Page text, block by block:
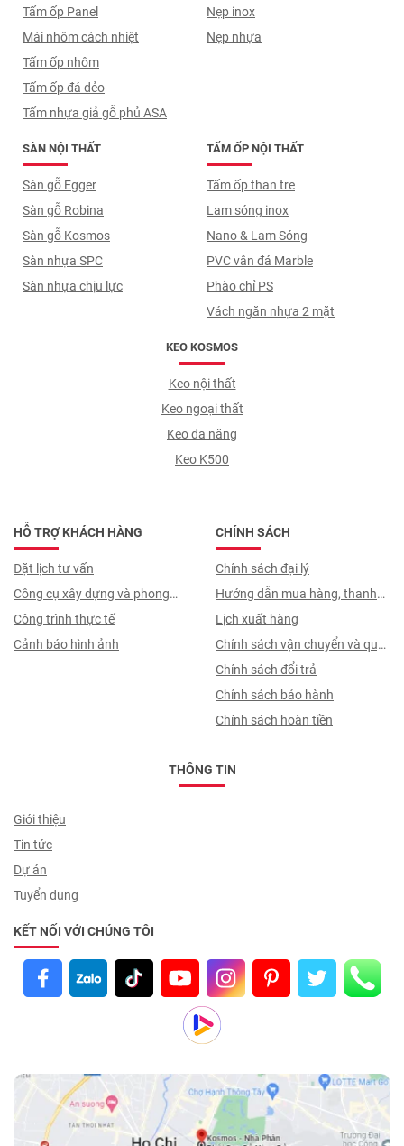
Tấm ốp Panel
Mái nhôm cách nhiệt
Tấm ốp nhôm
Tấm ốp đá dẻo
Tấm nhựa giả gỗ phủ ASA
TẤM ỐP NỘI THẤT
Tấm ốp than tre
Lam sóng inox
Nano & Lam Sóng
PVC vân đá Marble
Phào chỉ PS
Vách ngăn nhựa 2 mặt
SÀN NỘI THẤT
Sàn gỗ Egger
Sàn gỗ Robina
Sàn gỗ Kosmos
Sàn nhựa SPC
Sàn nhựa chịu lực
Nẹp inox
Nẹp nhựa
KEO KOSMOS
Keo nội thất
Keo ngoại thất
Keo đa năng
Keo K500
HỖ TRỢ KHÁCH HÀNG
Đặt lịch tư vấn
Công cụ xây dựng và phong
thuỷ
Công trình thực tế
Cảnh báo hình ảnh
CHÍNH SÁCH
Chính sách đại lý
Hướng dẫn mua hàng, thanh
toán, quy trình ký hợp đồng
Lịch xuất hàng
Chính sách vận chuyển và quy
trình giao nhận
Chính sách đổi trả
Chính sách bảo hành
Chính sách hoàn tiền
THÔNG TIN
Giới thiệu
Tin tức
Dự án
Tuyển dụng
KẾT NỐI VỚI CHÚNG TÔI